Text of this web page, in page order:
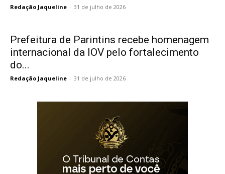
Redação Jaqueline - 31 de julho de 2026
Prefeitura de Parintins recebe homenagem
internacional da IOV pelo fortalecimento
do...
Redação Jaqueline - 31 de julho de 2026